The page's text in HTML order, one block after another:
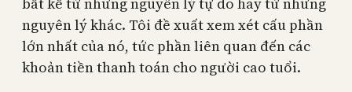
nguyên lý khác. Tôi đề xuất xem xét cấu phần
lớn nhất của nó, tức phần liên quan đến các
khoản tiền thanh toán cho người cao tuổi.